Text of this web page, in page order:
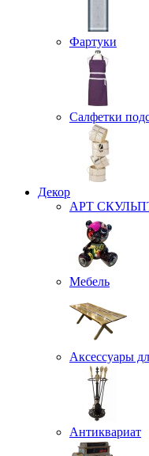
Фартуки
Салфетки
Декор
АРТ
Мебель
Аксессуары
Антиквариат